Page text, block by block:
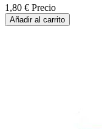
1,80 € Precio
Añadir al carrito